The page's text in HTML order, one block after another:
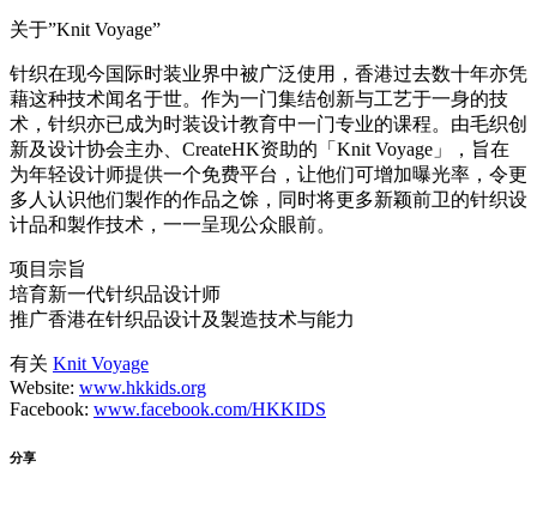
关于”Knit Voyage”
针织在现今国际时装业界中被广泛使用，香港过去数十年亦凭
藉这种技术闻名于世。作为一门集结创新与工艺于一身的技
术，针织亦已成为时装设计教育中一门专业的课程。由毛织创
新及设计协会主办、CreateHK资助的「Knit Voyage」，旨在
为年轻设计师提供一个免费平台，让他们可增加曝光率，令更
多人认识他们製作的作品之馀，同时将更多新颖前卫的针织设
计品和製作技术，一一呈现公众眼前。
项目宗旨
培育新一代针织品设计师
推广香港在针织品设计及製造技术与能力
有关 Knit Voyage
Website: www.hkkids.org
Facebook: www.facebook.com/HKKIDS
分享